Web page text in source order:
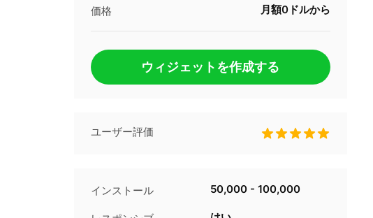
価格 月額0ドルから
ウィジェットを作成する
ユーザー評価
インストール 50,000 - 100,000